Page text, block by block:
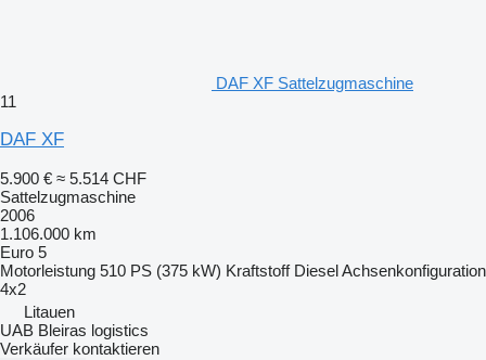
DAF XF Sattelzugmaschine
11
DAF XF
5.900 € ≈ 5.514 CHF
Sattelzugmaschine
2006
1.106.000 km
Euro 5
Motorleistung 510 PS (375 kW) Kraftstoff DieselAchsenkonfiguration
4x2
Litauen
UAB Bleiras logistics
Verkäufer kontaktieren